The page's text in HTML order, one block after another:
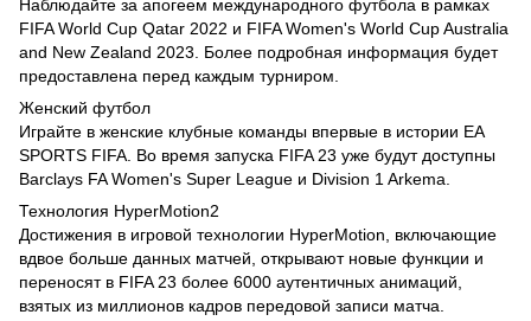
Наблюдайте за апогеем международного футбола в рамках
FIFA World Cup Qatar 2022 и FIFA Women's World Cup Australia
and New Zealand 2023. Более подробная информация будет
предоставлена перед каждым турниром.
Женский футбол
Играйте в женские клубные команды впервые в истории EA
SPORTS FIFA. Во время запуска FIFA 23 уже будут доступны
Barclays FA Women's Super League и Division 1 Arkema.
Технология HyperMotion2
Достижения в игровой технологии HyperMotion, включающие
вдвое больше данных матчей, открывают новые функции и
переносят в FIFA 23 более 6000 аутентичных анимаций,
взятых из миллионов кадров передовой записи матча.